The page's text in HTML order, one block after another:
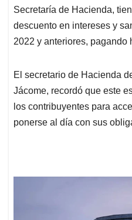
Secretaría de Hacienda,
descuento en intereses y
2022 y anteriores, pagando
El secretario de Hacienda
Jácome, recordó que este
los contribuyentes para
ponerse al día con sus